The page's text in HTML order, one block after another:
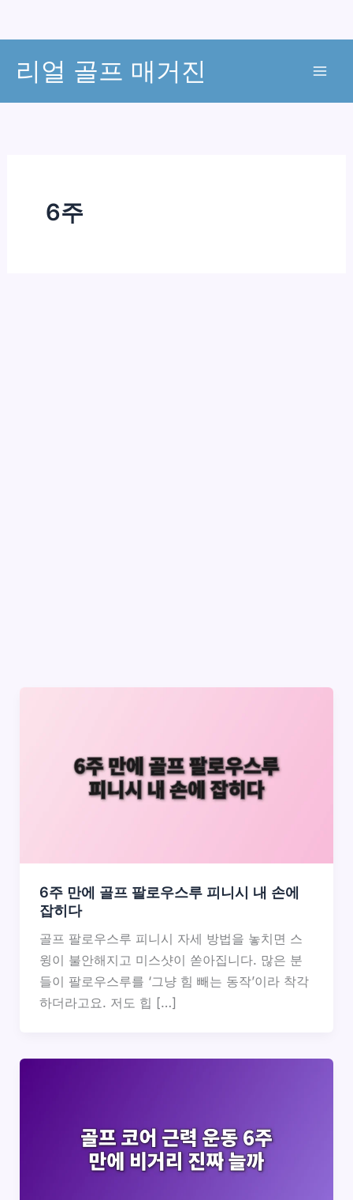
리얼 골프 매거진
6주
6주 만에 골프 팔로우스루 피니시 내 손에
잡히다
골프 팔로우스루 피니시 자세 방법을 놓치면 스
윙이 불안해지고 미스샷이 쏟아집니다. 많은 분
들이 팔로우스루를 ‘그냥 힘 빼는 동작’이라 착각
하더라고요. 저도 힙 […]